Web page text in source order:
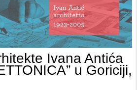
Ivana Antića
u Goriciji,